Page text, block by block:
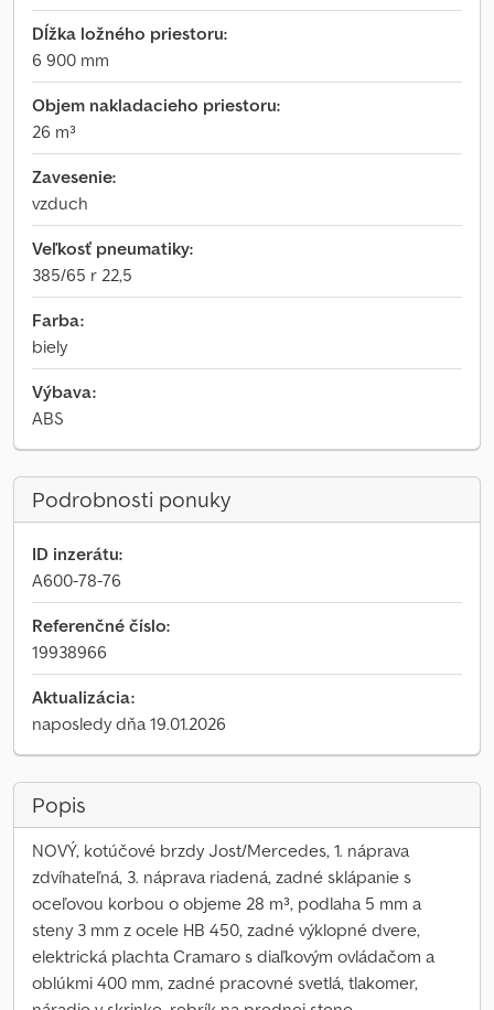
Dĺžka ložného priestoru:
6 900 mm
Objem nakladacieho priestoru:
26 m³
Zavesenie:
vzduch
Veľkosť pneumatiky:
385/65 r 22,5
Farba:
biely
Výbava:
ABS
Podrobnosti ponuky
ID inzerátu:
A600-78-76
Referenčné číslo:
19938966
Aktualizácia:
naposledy dňa 19.01.2026
Popis
NOVÝ, kotúčové brzdy Jost/Mercedes, 1. náprava
zdvíhateľná, 3. náprava riadená, zadné sklápanie s
oceľovou korbou o objeme 28 m³, podlaha 5 mm a
steny 3 mm z ocele HB 450, zadné výklopné dvere,
elektrická plachta Cramaro s diaľkovým ovládačom a
oblúkmi 400 mm, zadné pracovné svetlá, tlakomer,